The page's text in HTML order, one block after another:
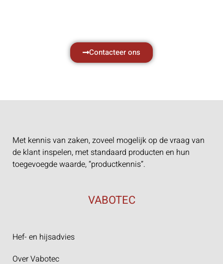
Contacteer ons
Met kennis van zaken, zoveel mogelijk op de vraag van
de klant inspelen, met standaard producten en hun
toegevoegde waarde, “productkennis”.
VABOTEC
Hef- en hijsadvies
Over Vabotec